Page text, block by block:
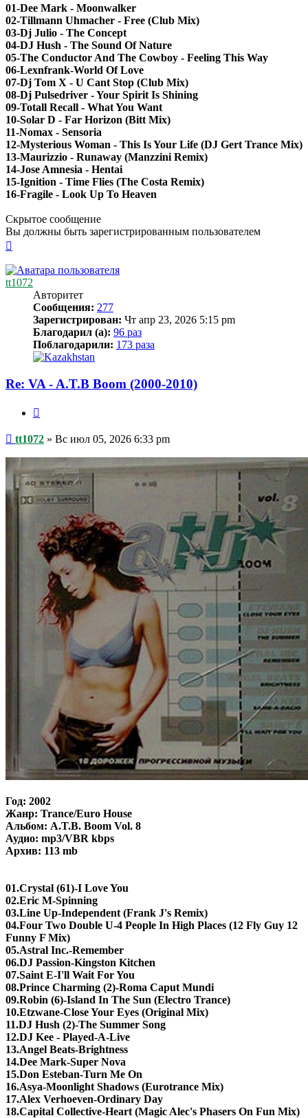
01-Dee Mark - Moonwalker
02-Tillmann Uhmacher - Free (Club Mix)
03-Dj Julio - The Concept
04-DJ Hush - The Sound Of Nature
05-The Conductor And The Cowboy - Feeling This Way
06-Lexnfrank-World Of Love
07-Dj Tom X - U Cant Stop (Club Mix)
08-Dj Pulsedriver - Your Spirit Is Shining
09-Totall Recall - What You Want
10-Solar D - Far Horizon (Bitt Mix)
11-Nomax - Sensoria
12-Mysterious Woman - This Is Your Life (DJ Gert Trance Mix)
13-Maurizzio - Runaway (Manzzini Remix)
14-Jose Amnesia - Hentai
15-Ignition - Time Flies (The Costa Remix)
16-Fragile - Look Up To Heaven
Скрытое сообщение
Вы должны быть зарегистрированным пользователем
началу
tt1072
Авторитет
Сообщения: 277
Зарегистрирован: Чт апр 23, 2026 5:15 pm
Благодарил (а): 96 раз
Поблагодарили: 173 раза
Re: VA - A.T.B Boom (2000-2010)
Сообщение
tt1072 » Вс июл 05, 2026 6:33 pm
Год: 2002
Жанр: Trance/Euro House
Альбом: A.T.B. Boom Vol. 8
Аудио: mp3/VBR kbps
Архив: 113 mb
01.Crystal (61)-I Love You
02.Eric M-Spinning
03.Line Up-Independent (Frank J's Remix)
04.Four Two Double U-4 People In High Places (12 Fly Guy 12
Funny F Mix)
05.Astral Inc.-Remember
06.DJ Passion-Kingston Kitchen
07.Saint E-I'll Wait For You
08.Prince Charming (2)-Roma Caput Mundi
09.Robin (6)-Island In The Sun (Electro Trance)
10.Etzwane-Close Your Eyes (Original Mix)
11.DJ Hush (2)-The Summer Song
12.DJ Kee - Played-A-Live
13.Angel Beats-Brightness
14.Dee Mark-Super Nova
15.Don Esteban-Turn Me On
16.Asya-Moonlight Shadows (Eurotrance Mix)
17.Alex Verhoeven-Ordinary Day
18.Capital Collective-Heart (Magic Alec's Phasers On Fun Mix)